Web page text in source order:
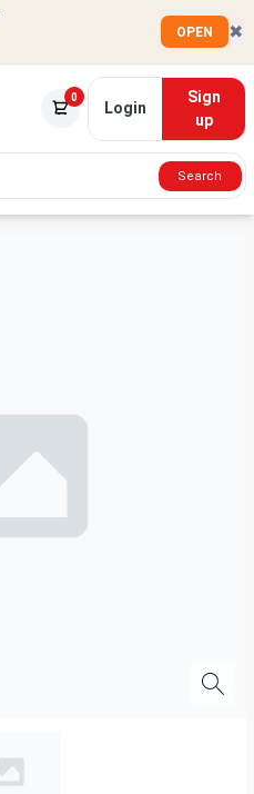
OPEN ✖
0
Login
Sign
up
Search